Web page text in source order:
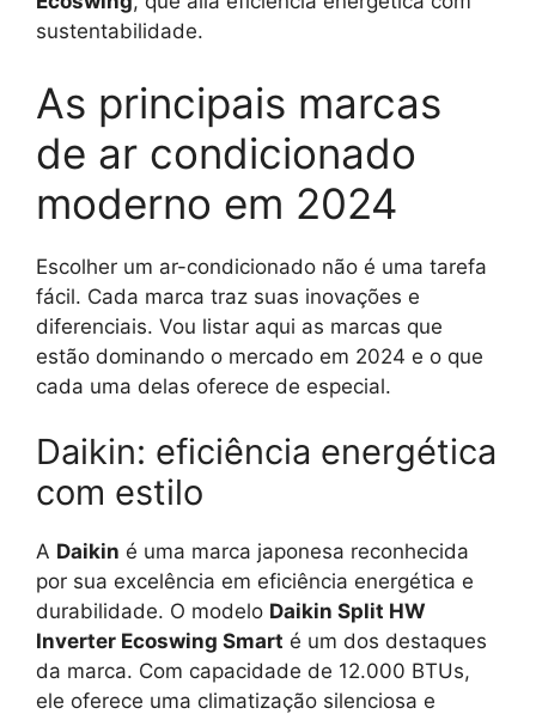
sustentabilidade.
As principais marcas
de ar condicionado
moderno em 2024
Escolher um ar-condicionado não é uma tarefa
fácil. Cada marca traz suas inovações e
diferenciais. Vou listar aqui as marcas que
estão dominando o mercado em 2024 e o que
cada uma delas oferece de especial.
Daikin: eficiência energética
com estilo
A Daikin é uma marca japonesa reconhecida
por sua excelência em eficiência energética e
durabilidade. O modelo Daikin Split HW
Inverter Ecoswing Smart é um dos destaques
da marca. Com capacidade de 12.000 BTUs,
ele oferece uma climatização silenciosa e